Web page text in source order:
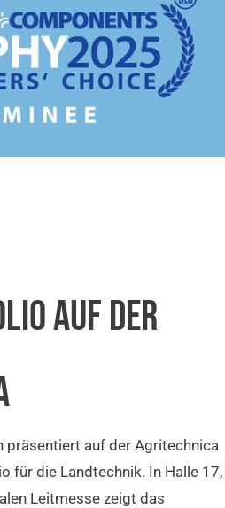
AUF DER
präsentiert auf der Agritechnica
für die Landtechnik. In Halle 17,
Leitmesse zeigt das